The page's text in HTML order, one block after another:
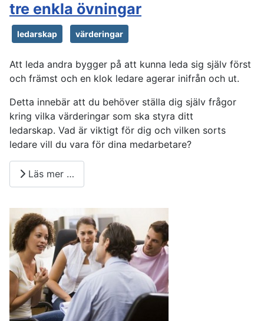
tre enkla övningar
ledarskap värderingar
Att leda andra bygger på att kunna leda sig själv först
och främst och en klok ledare agerar inifrån och ut.
Detta innebär att du behöver ställa dig själv frågor
kring vilka värderingar som ska styra ditt
ledarskap. Vad är viktigt för dig och vilken sorts
ledare vill du vara för dina medarbetare?
Läs mer …